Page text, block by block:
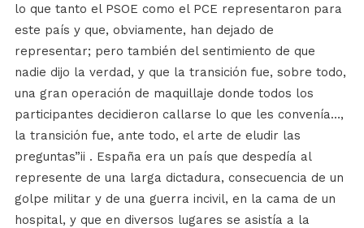
lo que tanto el PSOE como el PCE representaron para
este país y que, obviamente, han dejado de
representar; pero también del sentimiento de que
nadie dijo la verdad, y que la transición fue, sobre todo,
una gran operación de maquillaje donde todos los
participantes decidieron callarse lo que les convenía…,
la transición fue, ante todo, el arte de eludir las
preguntas”ii . España era un país que despedía al
represente de una larga dictadura, consecuencia de un
golpe militar y de una guerra incivil, en la cama de un
hospital, y que en diversos lugares se asistía a la